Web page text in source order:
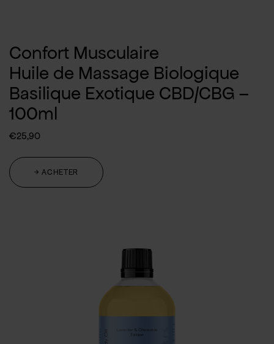
Confort Musculaire
Huile de Massage Biologique
Basilique Exotique CBD/CBG –
100ml
€25,90
→ ACHETER